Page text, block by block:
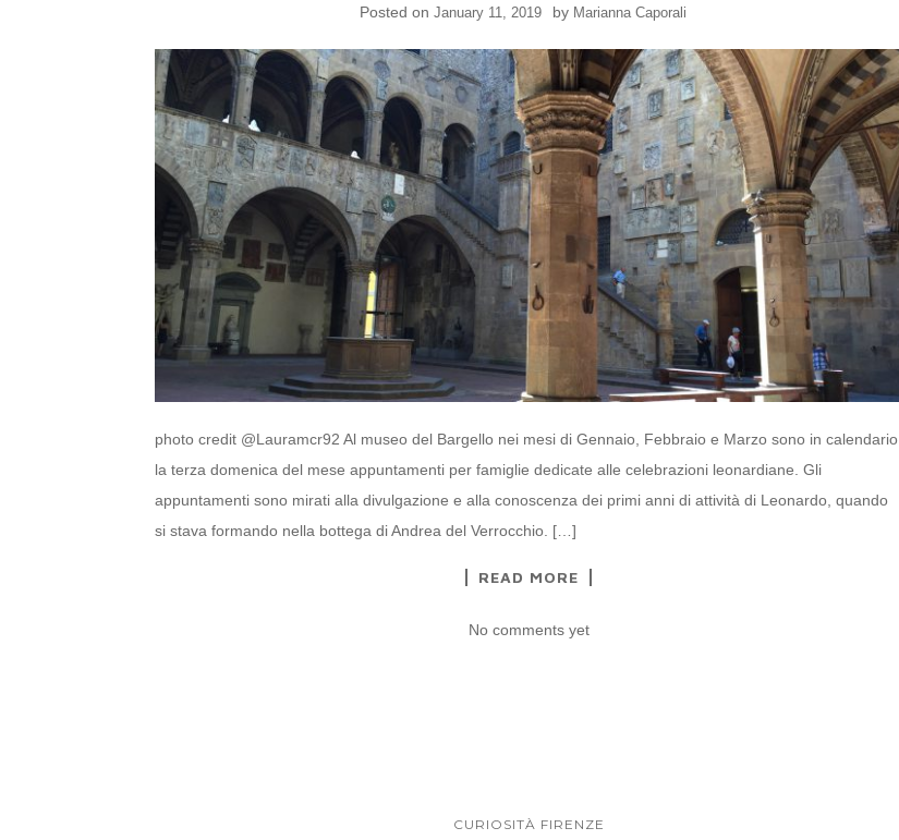
Posted onJanuary 11, 2019 by Marianna Caporali
photo credit @Lauramcr92 Al museo del Bargello nei mesi di Gennaio, Febbraio e Marzo sono in calendario
la terza domenica del mese appuntamenti per famiglie dedicate alle celebrazioni leonardiane. Gli
appuntamenti sono mirati alla divulgazione e alla conoscenza dei primi anni di attività di Leonardo, quando
si stava formando nella bottega di Andrea del Verrocchio. […]
READ MORE
No comments yet
CURIOSITÀ FIRENZE